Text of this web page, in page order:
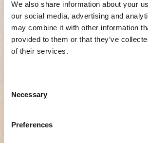
We also share information about your
our social media, advertising and
may combine it with other information
provided to them or that they’ve
of their services.
Selection
Necessary
Preferences
Dynaaminen SaaS-ympäristö
modernisoida
Lämmin, inklusiivinen ja aidosti
kannustava kulttuuri
luottamukseen, uteliaisuuteen
Joustavat työskentelytavat